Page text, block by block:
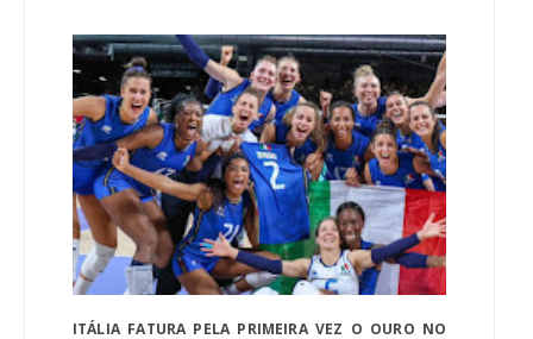
ITÁLIA FATURA PELA PRIMEIRA VEZ O OURO NO